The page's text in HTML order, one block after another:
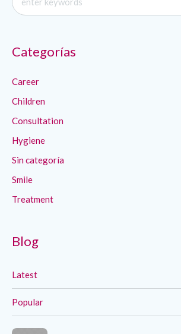
Categorías
Career
Children
Consultation
Hygiene
Sin categoría
Smile
Treatment
Blog
Latest
Popular